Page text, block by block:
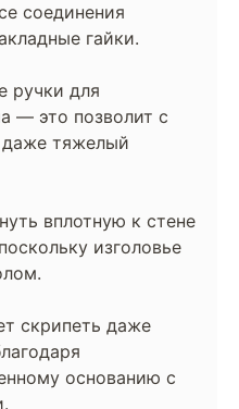
соединения
гайки.
ручки для
— это позволит с
даже тяжелый
вплотную к стене
изголовье
скрипеть даже
основанию с